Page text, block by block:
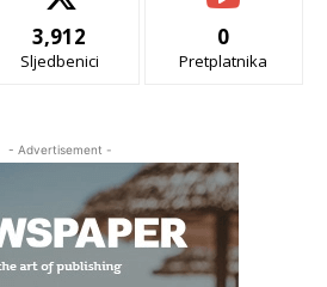
3,912
Sljedbenici
0
Pretplatnika
- Advertisement -